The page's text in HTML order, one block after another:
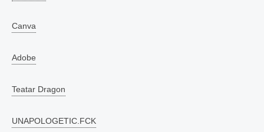
Canva
Adobe
Teatar Dragon
UNAPOLOGETIC.FCK